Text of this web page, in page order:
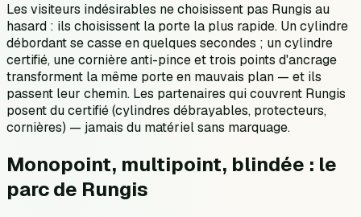
Les visiteurs indésirables ne choisissent pas Rungis au
hasard : ils choisissent la porte la plus rapide. Un cylindre
débordant se casse en quelques secondes ; un cylindre
certifié, une cornière anti-pince et trois points d'ancrage
transforment la même porte en mauvais plan — et ils
passent leur chemin. Les partenaires qui couvrent Rungis
posent du certifié (cylindres débrayables, protecteurs,
cornières) — jamais du matériel sans marquage.
Monopoint, multipoint, blindée : le
parc de Rungis